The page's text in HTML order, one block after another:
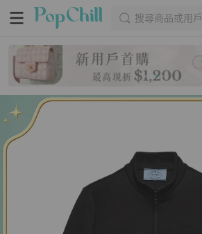
搜尋商品或用戶